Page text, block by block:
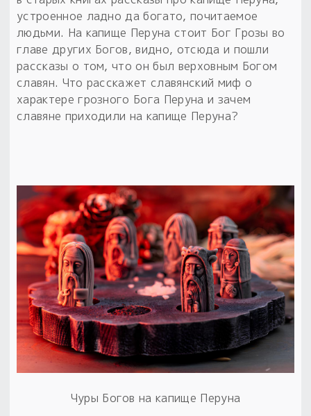
Пыльный сундучок
большое обновление
Товары со скидкой
Новинки
Товары недели
Оберег в подарок
к заказу от 3 тыс. руб.
устроенное ладно да богато, почитаемое
людьми. На капище Перуна стоит Бог Грозы во
главе других Богов, видно, отсюда и пошли
рассказы о том, что он был верховным Богом
славян. Что расскажет славянский миф о
характере грозного Бога Перуна и зачем
славяне приходили на капище Перуна?
Чуры Богов на капище Перуна